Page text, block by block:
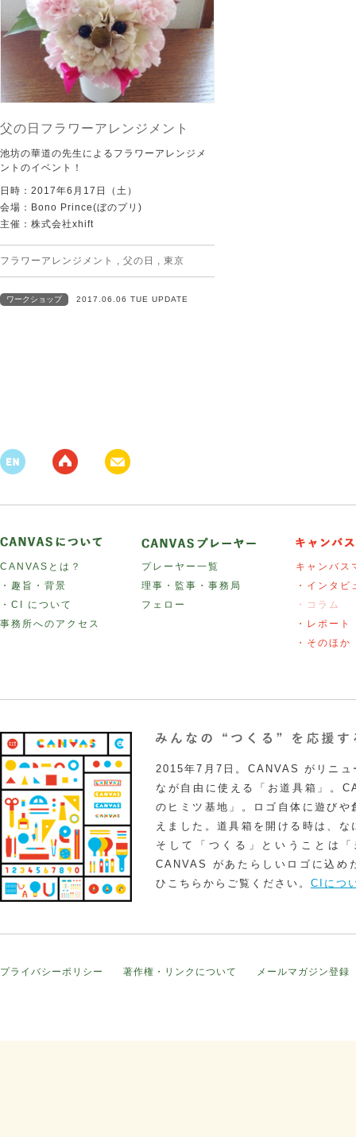
父の日フラワーアレンジメント
池坊の華道の先生によるフラワーアレンジメ
ントのイベント！
日時：2017年6月17日（土）
会場：Bono Prince(ぼのプリ)
主催：株式会社xhift
フラワーアレンジメント , 父の日 , 東京
ワークショップ 2017.06.06 TUE UPDATE
CANVASとは？
・趣旨・背景
・CI について
事務所へのアクセス
プレーヤー一覧
理事・監事・事務局
フェロー
キャンバス
・インタビ
・コラム
・レポート
・そのほか
2015年7月7日。CANVAS がリニュ
なが自由に使える「お道具箱」。
のヒミツ基地」。ロゴ自体に遊び
えました。道具箱を開ける時は、
そして「つくる」ということは
CANVAS があたらしいロゴに込め
ひこちらからご覧ください。 CIにつ
プライバシーポリシー 著作権・リンクについて メールマガジン登録